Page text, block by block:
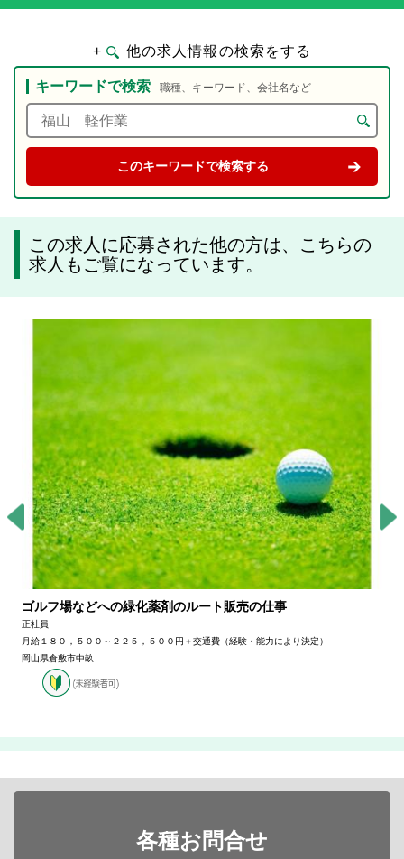
+ 他の求人情報の検索をする
キーワードで検索 職種、キーワード、会社名など
この求人に応募された他の方は、こちらの
求人もご覧になっています。
ゴルフ場などへの緑化薬剤のルート販売の仕事
正社員
月給１８０，５００～２２５，５００円＋交通費（経験・能力により決定）
岡山県倉敷市中畝
各種お問合せ